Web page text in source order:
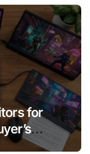
for